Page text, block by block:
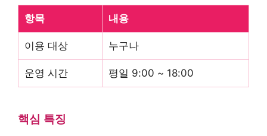
항목 내용
이용 대상 누구나
운영 시간 평일 9:00 ~ 18:00
핵심 특징